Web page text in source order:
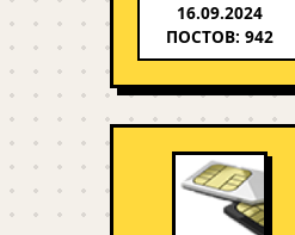
16.09.2024
ПОСТОВ: 942